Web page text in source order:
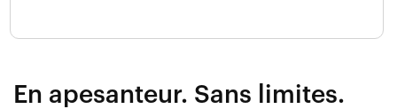
En apesanteur. Sans limites.